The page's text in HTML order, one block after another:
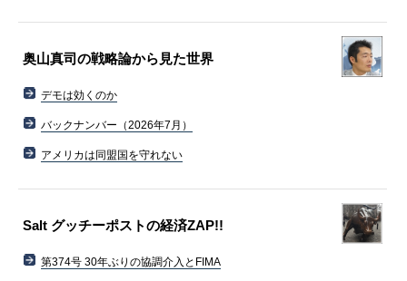
奥山真司の戦略論から見た世界
デモは効くのか
バックナンバー（2026年7月）
アメリカは同盟国を守れない
Salt グッチーポストの経済ZAP!!
第374号 30年ぶりの協調介入とFIMA